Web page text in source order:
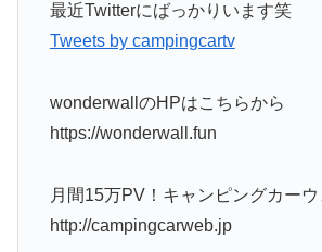
最近Twitterにばっかりいます笑
Tweets by campingcartv
wonderwallのHPはこちらから
https://wonderwall.fun
月間15万PV！キャンピングカー
http://campingcarweb.jp